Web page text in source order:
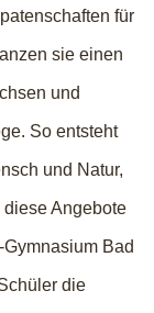
für
sie einen
und
So entsteht
und Natur,
Angebote
Bad
die